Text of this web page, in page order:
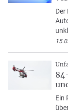
Der
Ein